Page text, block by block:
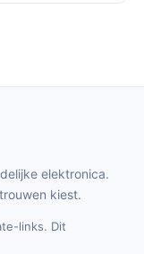
elektronica.
kiest.
links. Dit